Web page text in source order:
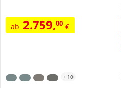
ab 2.759,00 €
+ 10